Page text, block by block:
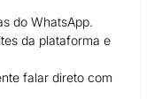
do WhatsApp.
da plataforma e
falar direto com